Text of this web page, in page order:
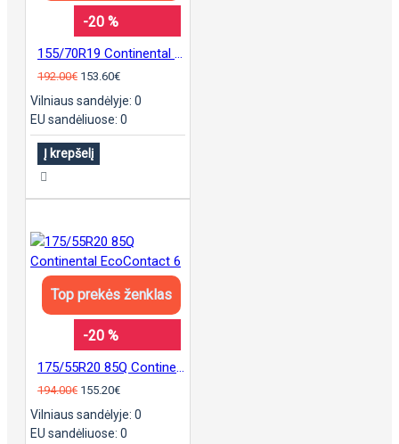
-20 %
155/70R19 Continental UltraContact pad.
192.00€ 153.60€
Vilniaus sandėlyje: 0
EU sandėliuose: 0
Į krepšelį
Top prekės ženklas
-20 %
175/55R20 85Q Continental EcoContact 6
194.00€ 155.20€
Vilniaus sandėlyje: 0
EU sandėliuose: 0